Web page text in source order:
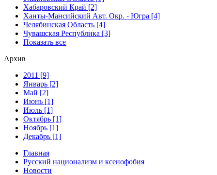
Хабаровский Край [2]
Ханты-Мансийский Авт. Окр. - Югра [4]
Челябинская Область [4]
Чувашская Республика [3]
Показать все
Архив
2011 [9]
Январь [2]
Май [2]
Июнь [1]
Июль [1]
Октябрь [1]
Ноябрь [1]
Декабрь [1]
Главная
Русский национализм и ксенофобия
Новости